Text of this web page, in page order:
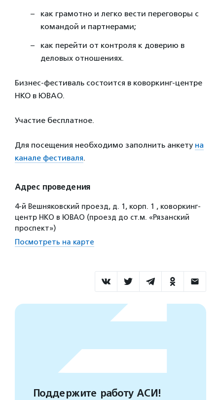
как грамотно и легко вести переговоры с
командой и партнерами;
как перейти от контроля к доверию в
деловых отношениях.
Бизнес-фестиваль состоится в коворкинг-центре
НКО в ЮВАО.
Участие бесплатное.
Для посещения необходимо заполнить анкету на
канале фестиваля.
Адрес проведения
4-й Вешняковский проезд, д. 1, корп. 1 , коворкинг-
центр НКО в ЮВАО (проезд до ст.м. «Рязанский
проспект»)
Посмотреть на карте
Поддержите работу АСИ!